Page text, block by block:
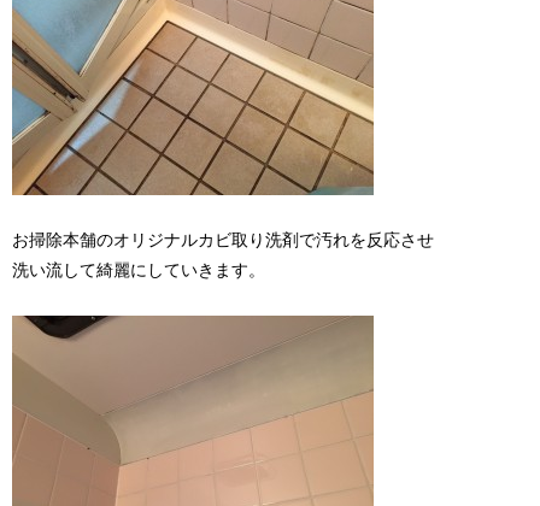
お掃除本舗のオリジナルカビ取り洗剤で汚れを反応させ
洗い流して綺麗にしていきます。